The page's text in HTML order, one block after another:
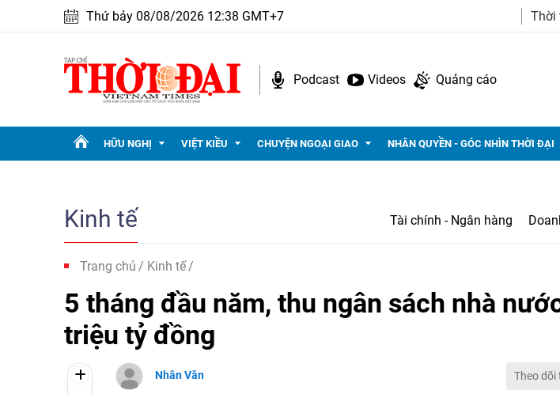
Thứ bảy 08/08/2026 12:38 GMT+7 Thời
Podcast Videos Quảng cáo
HỮU NGHỊ VIỆT KIỀU CHUYỆN NGOẠI GIAO NHÂN QUYỀN - GÓC NHÌN THỜI ĐẠI
Kinh tế Tài chính - Ngân hàng
Trang chủ Kinh tế
5 tháng đầu năm, thu ngân sách nhà
triệu tỷ đồng
Nhân Văn Theo dõi